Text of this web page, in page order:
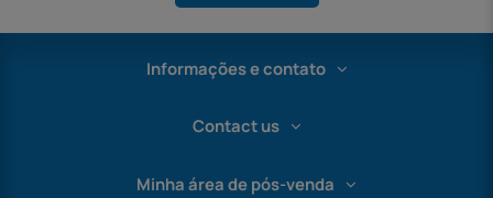
Informações e contato
Contact us
Minha área de pós-venda